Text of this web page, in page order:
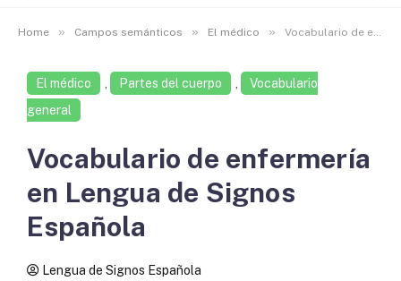
Home » Campos semánticos » El médico » Vocabulario de enfermería en Lengua de Signos Española
El médico Partes del cuerpo
Vocabulario
general
Vocabulario de enfermería
en Lengua de Signos
Española
Lengua de Signos Española